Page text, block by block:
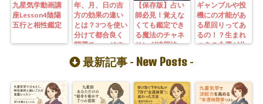
九星気学動画講
座Lesson4陰陽
五行と相性鑑定
年、月、日の吉
方の効果の違い
とは？3つを使い
分けて都合良く
開運チャージす
る方法
【保存版】占い
師必見！覚えな
くても鑑定でき
る魔法のチャネ
リング練習法
ギャンブルや投
機にの才能があ
る星回りってあ
るの！？生まれ
つきの金運が分
最新記事 - New Posts -